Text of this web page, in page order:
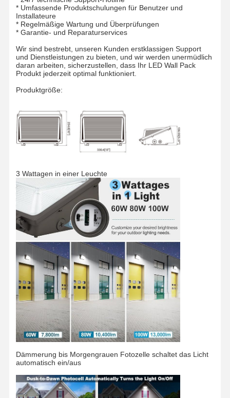
Rolle
Tri Beweis-Licht IP65 LED
LED-Deckenleuchte
Lineares hohes Bucht-Licht LED
Hohes Bucht-Licht LED-UFO
LED Flood Light
LED -Stadionlicht
LED Linear Strip Light
Led Street Light
LED-Lichter für Geschäfte
* Umfassende Produktschulungen für Benutzer und
Installateure
* Regelmäßige Wartung und Überprüfungen
* Garantie- und Reparaturservices
Wir sind bestrebt, unseren Kunden erstklassigen Support
und Dienstleistungen zu bieten, und wir werden unermüdlich
daran arbeiten, sicherzustellen, dass Ihr LED Wall Pack
Produkt jederzeit optimal funktioniert.
Produktgröße:
3 Wattagen in einer Leuchte
Dämmerung bis Morgengrauen Fotozelle schaltet das Licht
automatisch ein/aus